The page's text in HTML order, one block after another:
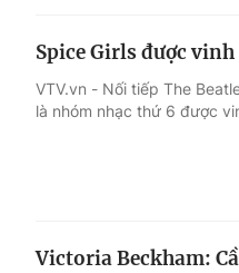
Spice Girls được
VTV.vn - Nối tiếp The
là nhóm nhạc thứ 6 được
Victoria Beckham: